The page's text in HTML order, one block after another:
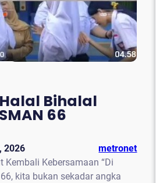
Halal Bihalal
SMAN 66
2026
metronet
Kembali Kebersamaan “Di
kita bukan sekadar angka